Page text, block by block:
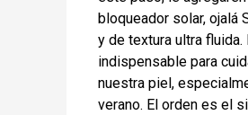
bloqueador solar, ojalá
y de textura ultra fluida.
indispensable para
nuestra piel,
verano. El orden es el